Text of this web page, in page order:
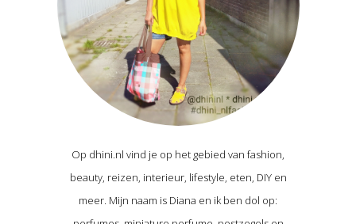
Op dhini.nl vind je op het gebied van fashion,
beauty, reizen, interieur, lifestyle, eten, DIY en
meer. Mijn naam is Diana en ik ben dol op: